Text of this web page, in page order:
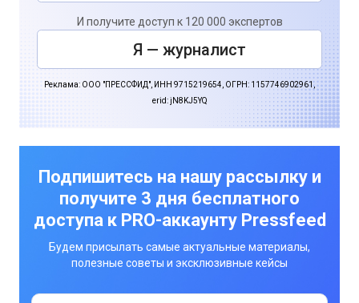
И получите доступ к 120 000 экспертов
Я — журналист
Реклама: ООО "ПРЕССФИД", ИНН 9715219654, ОГРН: 1157746902961,
erid: jN8KJ5YQ
Подпишитесь на нашу рассылку и
получите 3 дня бесплатного
доступа к PRO-аккаунту Pressfeed
Будем присылать самые актуальные материалы,
полезные советы и эксклюзивные кейсы